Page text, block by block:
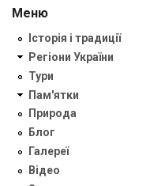
Меню
Історія і традиції
Регіони України
Тури
Пам'ятки
Природа
Блог
Галереї
Відео